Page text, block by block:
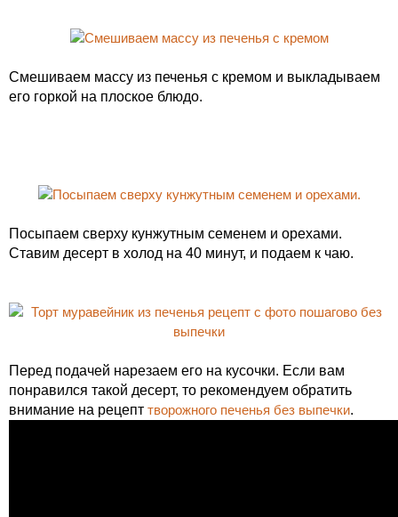
Смешиваем массу из печенья с кремом и выкладываем
его горкой на плоское блюдо.
Посыпаем сверху кунжутным семенем и орехами.
Ставим десерт в холод на 40 минут, и подаем к чаю.
Перед подачей нарезаем его на кусочки. Если вам
понравился такой десерт, то рекомендуем обратить
внимание на рецепт творожного печенья без выпечки.